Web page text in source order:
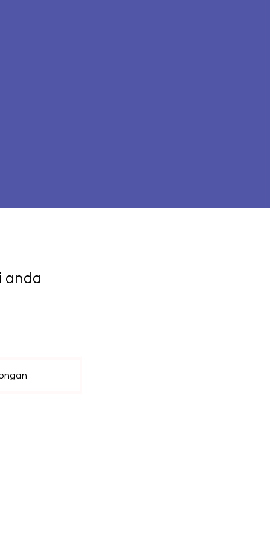
anda